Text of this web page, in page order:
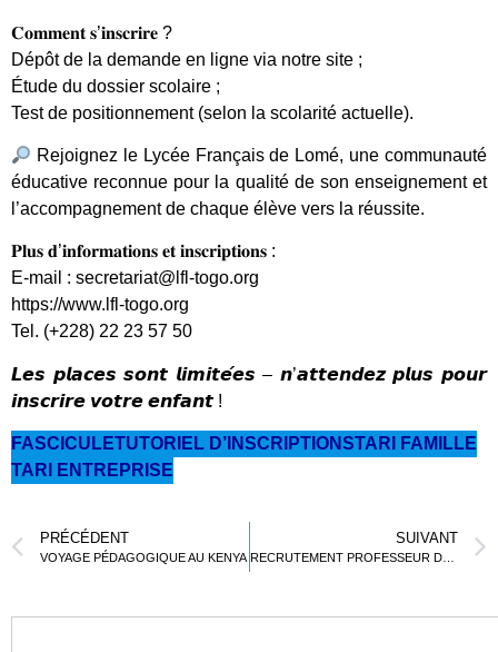
𝐂𝐨𝐦𝐦𝐞𝐧𝐭 𝐬’𝐢𝐧𝐬𝐜𝐫𝐢𝐫𝐞 ?
Dépôt de la demande en ligne via notre site ;
Étude du dossier scolaire ;
Test de positionnement (selon la scolarité actuelle).
Rejoignez le Lycée Français de Lomé, une communauté
éducative reconnue pour la qualité de son enseignement et
l’accompagnement de chaque élève vers la réussite.
𝐏𝐥𝐮𝐬 𝐝’𝐢𝐧𝐟𝐨𝐫𝐦𝐚𝐭𝐢𝐨𝐧𝐬 𝐞𝐭 𝐢𝐧𝐬𝐜𝐫𝐢𝐩𝐭𝐢𝐨𝐧𝐬 :
E-mail : secretariat@lfl-togo.org
https://www.lfl-togo.org
Tel. (+228) 22 23 57 50
𝙇𝙚𝙨 𝙥𝙡𝙖𝙘𝙚𝙨 𝙨𝙤𝙣𝙩 𝙡𝙞𝙢𝙞𝙩𝙚́𝙚𝙨 – 𝙣’𝙖𝙩𝙩𝙚𝙣𝙙𝙚𝙯 𝙥𝙡𝙪𝙨 𝙥𝙤𝙪𝙧
𝙞𝙣𝙨𝙘𝙧𝙞𝙧𝙚 𝙫𝙤𝙩𝙧𝙚 𝙚𝙣𝙛𝙖𝙣𝙩 !
FASCICULETUTORIEL D’INSCRIPTIONSTARI FAMILLE
TARI ENTREPRISE
PRÉCÉDENT
VOYAGE PÉDAGOGIQUE AU KENYA
SUIVANT
RECRUTEMENT PROFESSEUR DES ÉCOLES F/H